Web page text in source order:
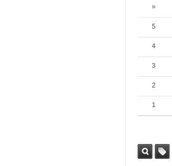
»
5
4
3
2
1